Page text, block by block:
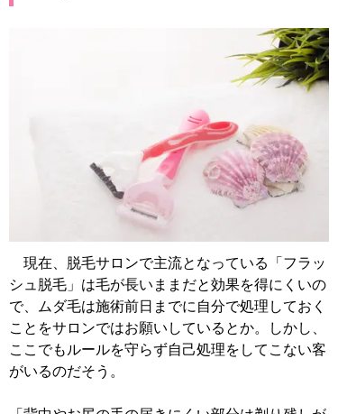
現在、脱毛サロンで主流となっている「フラッ
シュ脱毛」は毛が長いままだと効果を得にくいの
で、ムダ毛は施術前日までに自分で処理しておく
ことをサロンではお願いしているとか。しかし、
ここでもルールを守らず自己処理をしてこない客
がいるのだそう。